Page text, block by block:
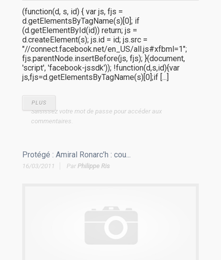
(function(d, s, id) { var js, fjs =
d.getElementsByTagName(s)[0]; if
(d.getElementById(id)) return; js =
d.createElement(s); js.id = id; js.src =
"//connect.facebook.net/en_US/all.js#xfbml=1";
fjs.parentNode.insertBefore(js, fjs); }(document,
'script', 'facebook-jssdk')); !function(d,s,id){var
js,fjs=d.getElementsByTagName(s)[0];if [...]
PLUS
Saisissez votre mot de passe pour accéder aux
commentaires.
Protégé : Amiral Ronarc’h : cou...
16/03/2011 Par Philippe Ris